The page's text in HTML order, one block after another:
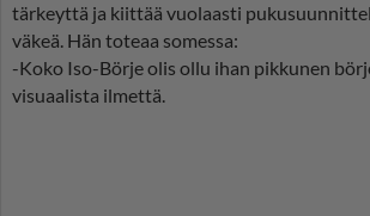
tärkeyttä ja kiittää vuolaasti
väkeä. Hän toteaa somessa:
-Koko Iso-Börje olis ollu ihan pikkunen
visuaalista ilmettä.